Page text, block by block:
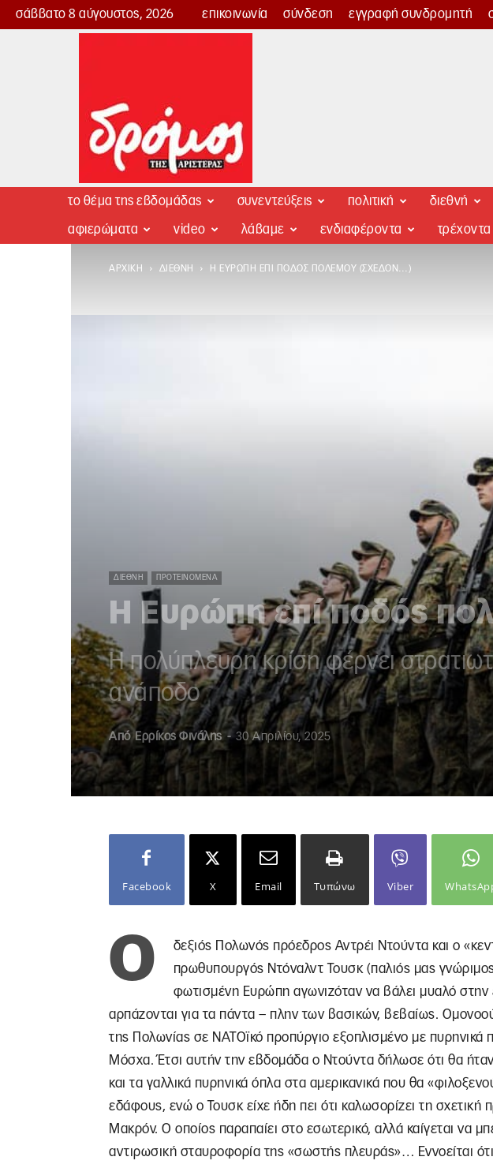
σάββατο 8 αύγουστος, 2026 επικοινωνία σύνδεση εγγραφή συνδρομητή
Δρόμος
το θέμα της εβδομάδας συνεντεύξεις πολιτική διεθνή
αφιερώματα video λάβαμε ενδιαφέροντα τρέχοντα
ΑΡΧΙΚΉ ΔΙΕΘΝΉ Η ΕΥΡΏΠΗ ΕΠΊ ΠΟΔΌΣ ΠΟΛΈΜΟΥ (ΣΧΕΔΌΝ…)
ΔΙΕΘΝΉ ΠΡΟΤΕΙΝΌΜΕΝΑ
Η Ευρώπη επί ποδός
Η πολύπλευρη κρίση φέρνει
ανάποδο
Από Ερρίκος Φινάλης - 30 Απριλίου, 2025
Facebook X Email Τυπώνω Viber
Ο
δεξιός Πολωνός πρόεδρος Αντρέι Ντούντα και ο
πρωθυπουργός Ντόναλντ Τουσκ (παλιός μας
φωτισμένη Ευρώπη αγωνιζόταν να βάλει μυαλό
αρπάζονται για τα πάντα – πλην των βασικών, βεβαίως.
της Πολωνίας σε ΝΑΤΟϊκό προπύργιο εξοπλισμένο με πυρηνικά
Μόσχα. Έτσι αυτήν την εβδομάδα ο Ντούντα δήλωσε ότι θα
και τα γαλλικά πυρηνικά όπλα στα αμερικανικά που θα
εδάφους, ενώ ο Τουσκ είχε ήδη πει ότι καλωσορίζει τη σχετική
Μακρόν. Ο οποίος παραπαίει στο εσωτερικό, αλλά καίγεται να
αντιρωσική σταυροφορία της «σωστής πλευράς»… Εννοείται